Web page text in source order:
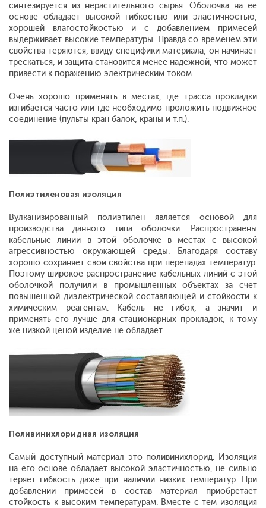
синтезируется из нерастительного сырья. Оболочка на ее
основе обладает высокой гибкостью или эластичностью,
хорошей влагостойкостью и с добавлением примесей
выдерживает высокие температуры. Правда со временем эти
свойства теряются, ввиду специфики материала, он начинает
трескаться, и защита становится менее надежной, что может
привести к поражению электрическим током.
Очень хорошо применять в местах, где трасса прокладки
изгибается часто или где необходимо проложить подвижное
соединение (пульты кран балок, краны и т.п.).
Полиэтиленовая изоляция
Вулканизированный полиэтилен является основой для
производства данного типа оболочки. Распространены
кабельные линии в этой оболочке в местах с высокой
агрессивностью окружающей среды. Благодаря составу
хорошо сохраняет свои свойства при перепадах температур.
Поэтому широкое распространение кабельных линий с этой
оболочкой получили в промышленных объектах за счет
повышенной диэлектрической составляющей и стойкости к
химическим реагентам. Кабель не гибок, а значит и
применять его лучше для стационарных прокладок, к тому
же низкой ценой изделие не обладает.
Поливинихлоридная изоляция
Самый доступный материал это поливинихлорид. Изоляция
на его основе обладает высокой эластичностью, не сильно
теряет гибкость даже при наличии низких температур. При
добавлении примесей в состав материал приобретает
стойкость к высоким температурам. Вместе с тем изоляция